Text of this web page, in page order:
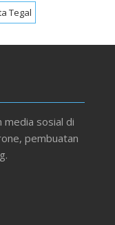
Tegal
media sosial di
pembuatan